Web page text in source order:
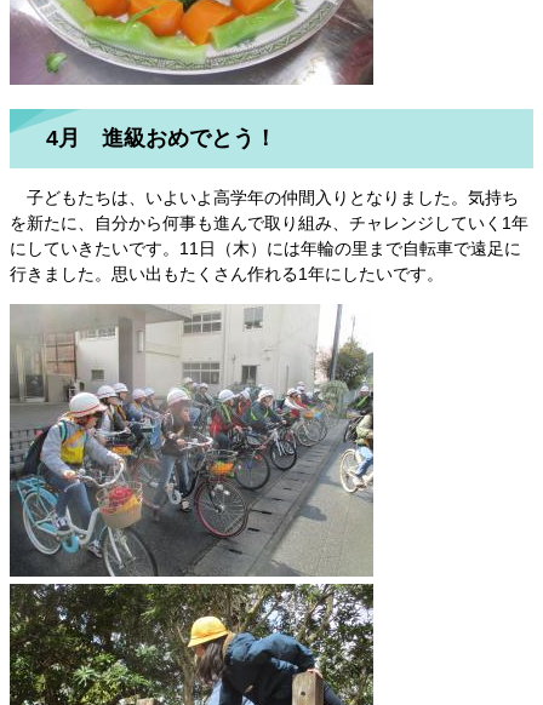
4月 進級おめでとう！
子どもたちは、いよいよ高学年の仲間入りとなりました。気持ち
を新たに、自分から何事も進んで取り組み、チャレンジしていく1年
にしていきたいです。 11日（木）には年輪の里まで自転車で遠足に
行きました。思い出もたくさん作れる1年にしたいです。